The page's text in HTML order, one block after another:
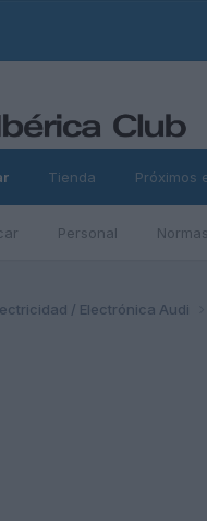
Personal
Tienda Próximos
/ Electrónica Audi